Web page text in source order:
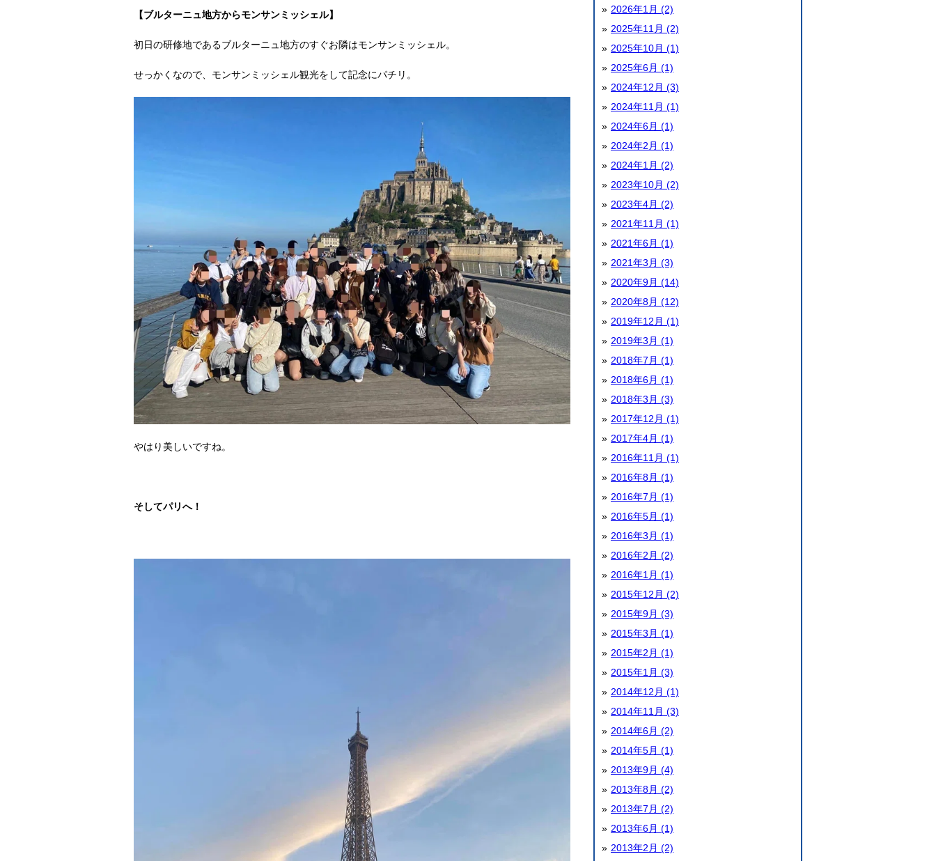
【ブルターニュ地方からモンサンミッシェル】
初日の研修地であるブルターニュ地方のすぐお隣はモンサンミッシェル。
せっかくなので、モンサンミッシェル観光をして記念にパチリ。
やはり美しいですね。
そしてパリへ！
2026年1月 (2)
2025年11月 (2)
2025年10月 (1)
2025年6月 (1)
2024年12月 (3)
2024年11月 (1)
2024年6月 (1)
2024年2月 (1)
2024年1月 (2)
2023年10月 (2)
2023年4月 (2)
2021年11月 (1)
2021年6月 (1)
2021年3月 (3)
2020年9月 (14)
2020年8月 (12)
2019年12月 (1)
2019年3月 (1)
2018年7月 (1)
2018年6月 (1)
2018年3月 (3)
2017年12月 (1)
2017年4月 (1)
2016年11月 (1)
2016年8月 (1)
2016年7月 (1)
2016年5月 (1)
2016年3月 (1)
2016年2月 (2)
2016年1月 (1)
2015年12月 (2)
2015年9月 (3)
2015年3月 (1)
2015年2月 (1)
2015年1月 (3)
2014年12月 (1)
2014年11月 (3)
2014年6月 (2)
2014年5月 (1)
2013年9月 (4)
2013年8月 (2)
2013年7月 (2)
2013年6月 (1)
2013年2月 (2)